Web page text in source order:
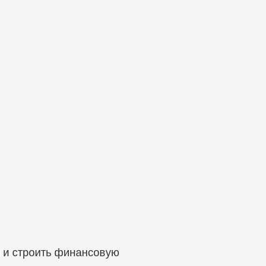
строить финансовую